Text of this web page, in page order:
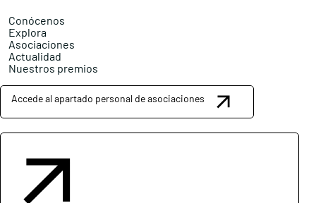
Conócenos
Explora
Asociaciones
Actualidad
Nuestros premios
Accede al apartado personal de asociaciones